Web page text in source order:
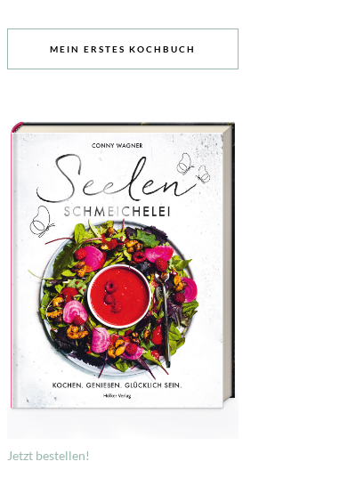
MEIN ERSTES KOCHBUCH
Jetzt bestellen!